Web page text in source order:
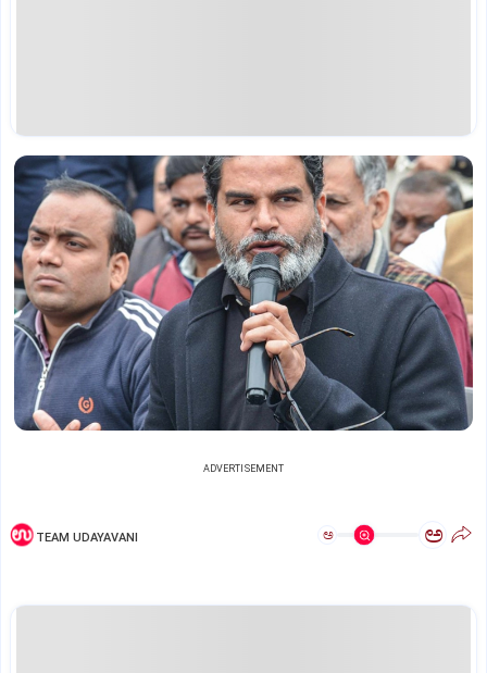
ADVERTISEMENT
TEAM UDAYAVANI ಅ ಅ